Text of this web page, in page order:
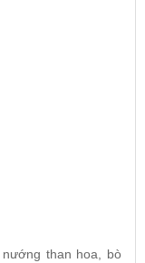
than hoa, bò